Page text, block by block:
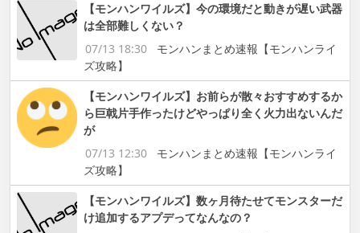
【モンハンワイルズ】今の環境だと動きが遅い武器
は全部難しくない？
07/13 18:30
モンハンまとめ速報【モンハンライ
ズ攻略】
【モンハンワイルズ】お前らが散々おすすめするか
ら巨戟片手作ったけどやっぱり全く火力出ないんだ
が
07/13 12:30
モンハンまとめ速報【モンハンライ
ズ攻略】
【モンハンワイルズ】数ヶ月待たせてモンスターだ
け追加するアプデってなんなの？